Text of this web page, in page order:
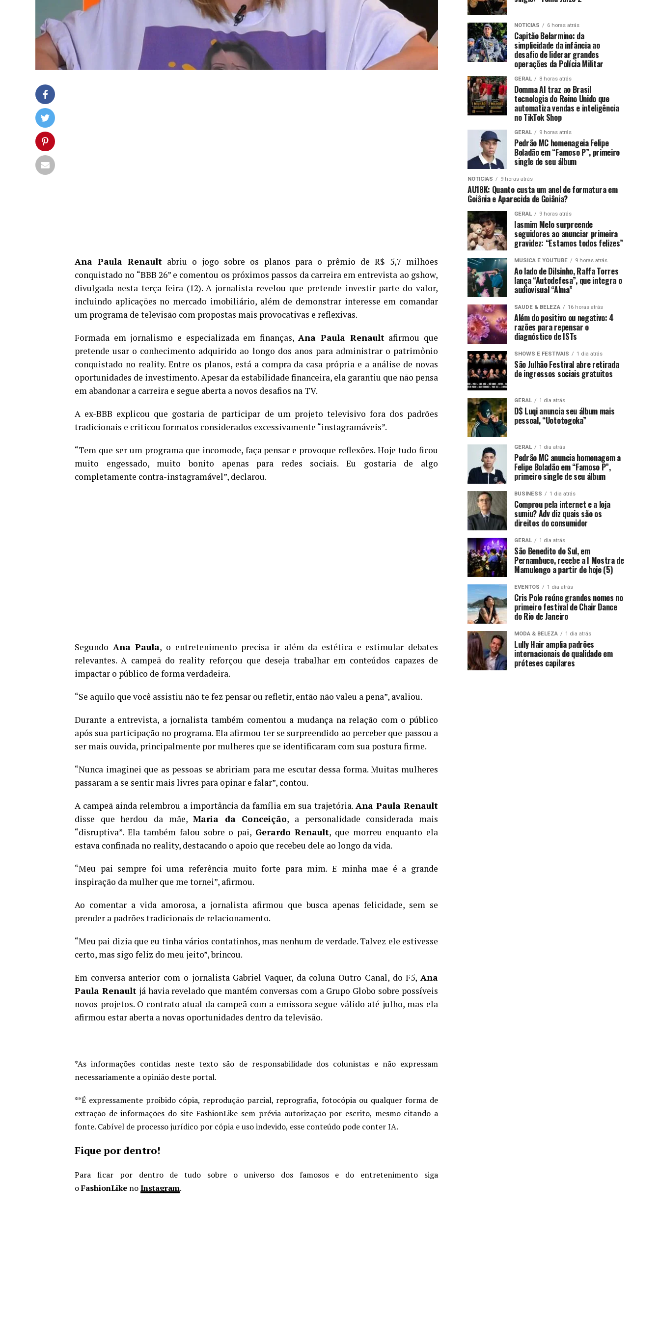
Ana Paula Renault abriu o jogo sobre os planos para o prêmio de R$ 5,7 milhões
conquistado no “BBB 26” e comentou os próximos passos da carreira em entrevista ao gshow,
divulgada nesta terça-feira (12). A jornalista revelou que pretende investir parte do valor,
incluindo aplicações no mercado imobiliário, além de demonstrar interesse em comandar
um programa de televisão com propostas mais provocativas e reflexivas.
Formada em jornalismo e especializada em finanças,Ana Paula Renaultafirmou que
pretende usar o conhecimento adquirido ao longo dos anos para administrar o patrimônio
conquistado no reality. Entre os planos, está a compra da casa própria e a análise de novas
oportunidades de investimento. Apesar da estabilidade financeira, ela garantiu que não pensa
em abandonar a carreira e segue aberta a novos desafios na TV.
A ex-BBB explicou que gostaria de participar de um projeto televisivo fora dos padrões
tradicionais e criticou formatos considerados excessivamente “instagramáveis”.
“Tem que ser um programa que incomode, faça pensar e provoque reflexões. Hoje tudo ficou
muito engessado, muito bonito apenas para redes sociais. Eu gostaria de algo
completamente contra-instagramável”, declarou.
Segundo Ana Paula, o entretenimento precisa ir além da estética e estimular debates
relevantes. A campeã do reality reforçou que deseja trabalhar em conteúdos capazes de
impactar o público de forma verdadeira.
“Se aquilo que você assistiu não te fez pensar ou refletir, então não valeu a pena”, avaliou.
Durante a entrevista, a jornalista também comentou a mudança na relação com o público
após sua participação no programa. Ela afirmou ter se surpreendido ao perceber que passou a
ser mais ouvida, principalmente por mulheres que se identificaram com sua postura firme.
“Nunca imaginei que as pessoas se abririam para me escutar dessa forma. Muitas mulheres
passaram a se sentir mais livres para opinar e falar”, contou.
A campeã ainda relembrou a importância da família em sua trajetória. Ana Paula Renault
disse que herdou da mãe,Maria da Conceição, a personalidade considerada mais
“disruptiva”. Ela também falou sobre o pai, Gerardo Renault, que morreu enquanto ela
estava confinada no reality, destacando o apoio que recebeu dele ao longo da vida.
“Meu pai sempre foi uma referência muito forte para mim. E minha mãe é a grande
inspiração da mulher que me tornei”, afirmou.
Ao comentar a vida amorosa, a jornalista afirmou que busca apenas felicidade, sem se
prender a padrões tradicionais de relacionamento.
“Meu pai dizia que eu tinha vários contatinhos, mas nenhum de verdade. Talvez ele estivesse
certo, mas sigo feliz do meu jeito”, brincou.
Em conversa anterior com o jornalista Gabriel Vaquer, da coluna Outro Canal, do F5,Ana
Paula Renaultjá havia revelado que mantém conversas com a Grupo Globo sobre possíveis
novos projetos. O contrato atual da campeã com a emissora segue válido até julho, mas ela
afirmou estar aberta a novas oportunidades dentro da televisão.
*As informações contidas neste texto são de responsabilidade dos colunistas e não expressam
necessariamente a opinião deste portal.
**É expressamente proibido cópia, reprodução parcial, reprografia, fotocópia ou qualquer forma de
extração de informações do site FashionLike sem prévia autorização por escrito, mesmo citando a
fonte. Cabível de processo jurídico por cópia e uso indevido, esse conteúdo pode conter IA.
Fique por dentro!
Para ficar por dentro de tudo sobre o universo dos famosos e do entretenimento siga
oFashionLike noInstagram.
NOTICIAS 6 horas atrás
Capitão Belarmino: da
simplicidade da infância ao
desafio de liderar grandes
operações da Polícia Militar
GERAL 8 horas atrás
Domma AI traz ao Brasil
tecnologia do Reino Unido que
automatiza vendas e inteligência
no TikTok Shop
GERAL 9 horas atrás
Pedrão MC homenageia Felipe
Boladão em “Famoso P”, primeiro
single de seu álbum
NOTICIAS 9 horas atrás
AU18K: Quanto custa um anel de formatura em
Goiânia e Aparecida de Goiânia?
GERAL 9 horas atrás
Iasmim Melo surpreende
seguidores ao anunciar primeira
gravidez: “Estamos todos felizes”
MUSICA E YOUTUBE 9 horas atrás
Ao lado de Dilsinho, Raffa Torres
lança “Autodefesa”, que integra o
audiovisual “Alma”
SAUDE & BELEZA 16 horas atrás
Além do positivo ou negativo: 4
razões para repensar o
diagnóstico de ISTs
SHOWS E FESTIVAIS 1 dia atrás
São Julhão Festival abre retirada
de ingressos sociais gratuitos
GERAL 1 dia atrás
D$ Luqi anuncia seu álbum mais
pessoal, “Uototogoka”
GERAL 1 dia atrás
Pedrão MC anuncia homenagem a
Felipe Boladão em “Famoso P”,
primeiro single de seu álbum
BUSINESS 1 dia atrás
Comprou pela internet e a loja
sumiu? Adv diz quais são os
direitos do consumidor
GERAL 1 dia atrás
São Benedito do Sul, em
Pernambuco, recebe a I Mostra de
Mamulengo a partir de hoje (5)
EVENTOS 1 dia atrás
Cris Pole reúne grandes nomes no
primeiro festival de Chair Dance
do Rio de Janeiro
MODA & BELEZA 1 dia atrás
Lully Hair amplia padrões
internacionais de qualidade em
próteses capilares